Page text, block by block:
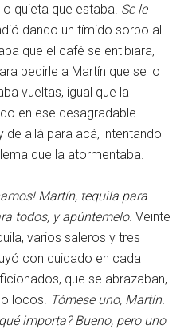
quieta que estaba. Se le
dando un tímido sorbo al
que el café se entibiara,
pedirle a Martín que se lo
vueltas, igual que la
en ese desagradable
de allá para acá, intentando
que la atormentaba.
Martín, tequila para
todos, y apúntemelo. Veinte
varios saleros y tres
con cuidado en cada
que se abrazaban,
locos. Tómese uno, Martín.
importa? Bueno, pero uno